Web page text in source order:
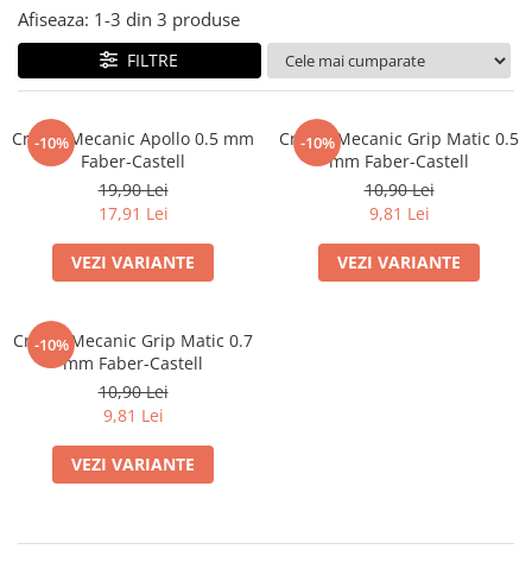
Benzi adezive
Capsatoare
Capse
Perforatoare
Suporturi și organizatoare de birou
Caiete și Blocuri
Blocuri de desen
Caiete cu Spirală
Caiete Dictando
Caiete Geografie
Caiete Matematica
Caiete Muzică
Caiete Studențești
Caiete Tip II
Afiseaza: 1-3 din 3 produse
FILTRE
-10%
Creion Mecanic Apollo 0.5 mm
Faber-Castell
19,90 Lei
17,91 Lei
VEZI VARIANTE
-10%
Creion Mecanic Grip Matic 0.5
mm Faber-Castell
10,90 Lei
9,81 Lei
VEZI VARIANTE
-10%
Creion Mecanic Grip Matic 0.7
mm Faber-Castell
10,90 Lei
9,81 Lei
VEZI VARIANTE